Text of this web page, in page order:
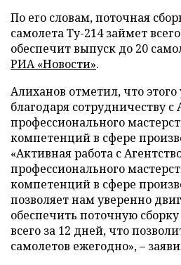
По его словам, поточная
самолета Ту-214 займет
обеспечит выпуск до 20
РИА «Новости».
Алиханов отметил, что этого
благодаря сотрудничеству с
профессионального
компетенций в сфере
«Активная работа с
профессионального
компетенций в сфере
позволяет нам уверенно
обеспечить поточную
всего за 12 дней, что
самолетов ежегодно», –